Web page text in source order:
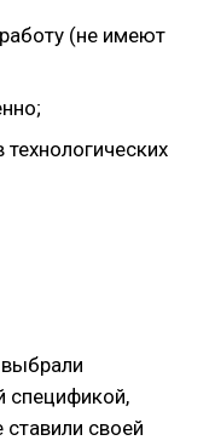
(не имеют
спецификой,
своей